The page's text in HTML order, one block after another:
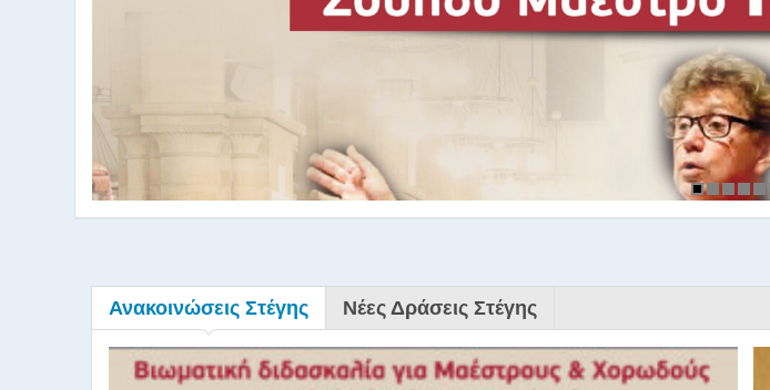
Ανακοινώσεις Στέγης Νέες Δράσεις Στέγης